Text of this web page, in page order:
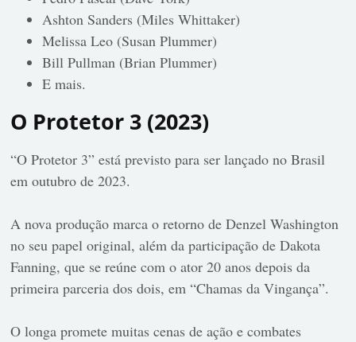
Ashton Sanders (Miles Whittaker)
Melissa Leo (Susan Plummer)
Bill Pullman (Brian Plummer)
E mais.
O Protetor 3 (2023)
“O Protetor 3” está previsto para ser lançado no Brasil
em outubro de 2023.
A nova produção marca o retorno de Denzel Washington
no seu papel original, além da participação de Dakota
Fanning, que se reúne com o ator 20 anos depois da
primeira parceria dos dois, em “Chamas da Vingança”.
O longa promete muitas cenas de ação e combates